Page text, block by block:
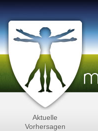
Aktuelle
Vorhersagen